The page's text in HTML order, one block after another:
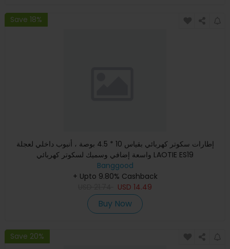
Save 18%
إطارات سكوتر كهربائي بقياس 10 * 4.5 بوصة ، أنبوب داخلي لعجلة
واسعة إضافي وسميك لسكوتر كهربائي LAOTIE ES19
Banggood
+ Upto 9.80% Cashback
USD 14.49
Buy Now
Save 20%